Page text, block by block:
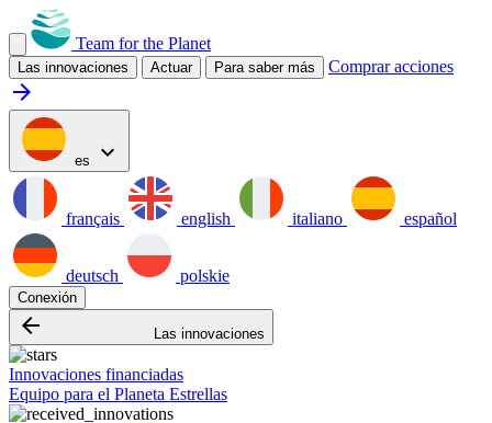
Team for the Planet
Las innovaciones Actuar Para saber más Comprar acciones
arrow_forward
es expand_more
français english italiano español
deutsch polskie
Conexión
arrow_backward Las innovaciones
Innovaciones financiadas
Equipo para el Planeta Estrellas